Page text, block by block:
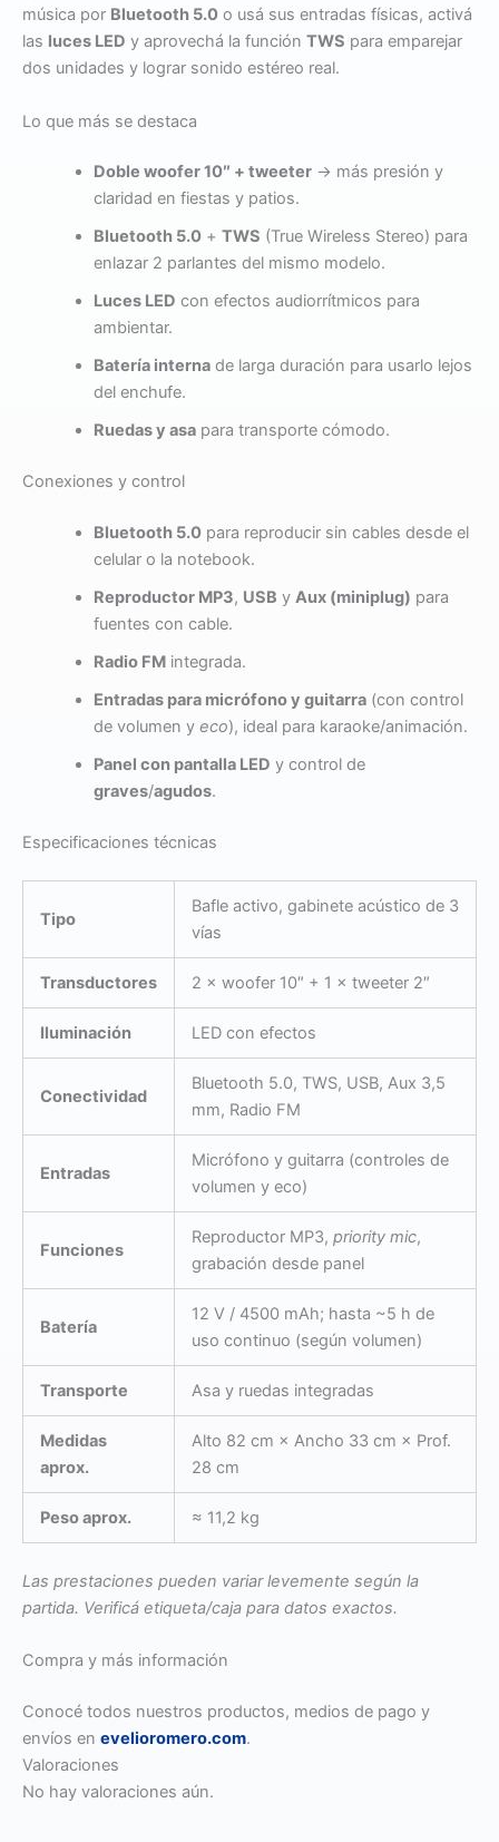
música por Bluetooth 5.0 o usá sus entradas físicas, activá
las luces LED y aprovechá la función TWS para emparejar
dos unidades y lograr sonido estéreo real.
Lo que más se destaca
Doble woofer 10″ + tweeter→ más presión y
claridad en fiestas y patios.
Bluetooth 5.0+ TWS (True Wireless Stereo) para
enlazar 2 parlantes del mismo modelo.
Luces LED con efectos audiorrítmicos para
ambientar.
Batería internade larga duración para usarlo lejos
del enchufe.
Ruedas y asapara transporte cómodo.
Conexiones y control
Bluetooth 5.0para reproducir sin cables desde el
celular o la notebook.
Reproductor MP3, USB y Aux (miniplug) para
fuentes con cable.
Radio FMintegrada.
Entradas para micrófono y guitarra(con control
de volumen y eco), ideal para karaoke/animación.
Panel con pantalla LED y control de
graves/agudos.
Especificaciones técnicas
Tipo
Bafle activo, gabinete acústico de 3
vías
Transductores 2 × woofer 10″ + 1 × tweeter 2″
Iluminación LED con efectos
Conectividad
Bluetooth 5.0, TWS, USB, Aux 3,5
mm, Radio FM
Entradas
Micrófono y guitarra (controles de
volumen y eco)
Funciones
Reproductor MP3, priority mic,
grabación desde panel
Batería
12 V / 4500 mAh; hasta ~5 h de
uso continuo (según volumen)
Transporte Asa y ruedas integradas
Medidas
aprox.
Alto 82 cm × Ancho 33 cm × Prof.
28 cm
Peso aprox. ≈ 11,2 kg
Las prestaciones pueden variar levemente según la
partida. Verificá etiqueta/caja para datos exactos.
Compra y más información
Conocé todos nuestros productos, medios de pago y
envíos en evelioromero.com.
Valoraciones
No hay valoraciones aún.